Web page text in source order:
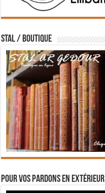
STAL / BOUTIQUE
Pour vos pardons en extérieur